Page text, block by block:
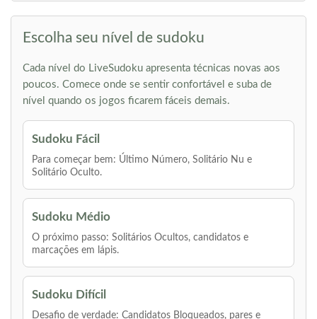
Escolha seu nível de sudoku
Cada nível do LiveSudoku apresenta técnicas novas aos
poucos. Comece onde se sentir confortável e suba de
nível quando os jogos ficarem fáceis demais.
Sudoku Fácil
Para começar bem: Último Número, Solitário Nu e
Solitário Oculto.
Sudoku Médio
O próximo passo: Solitários Ocultos, candidatos e
marcações em lápis.
Sudoku Difícil
Desafio de verdade: Candidatos Bloqueados, pares e